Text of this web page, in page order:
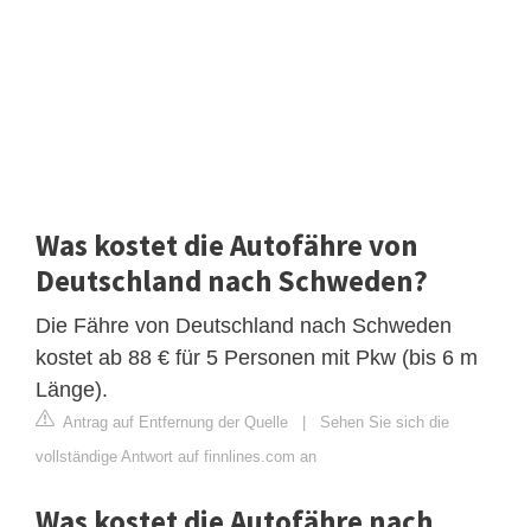
Was kostet die Autofähre von
Deutschland nach Schweden?
Die Fähre von Deutschland nach Schweden
kostet ab 88 € für 5 Personen mit Pkw (bis 6 m
Länge).
Antrag auf Entfernung der Quelle
Sehen Sie sich die
vollständige Antwort auf finnlines.com an